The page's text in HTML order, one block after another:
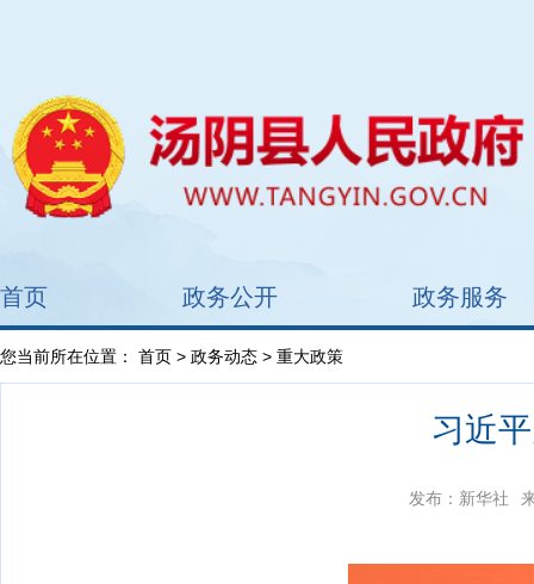
首页 政务公开 政务服务
您当前所在位置： 首页 > 政务动态 > 重大政策
习近
发布：新华社